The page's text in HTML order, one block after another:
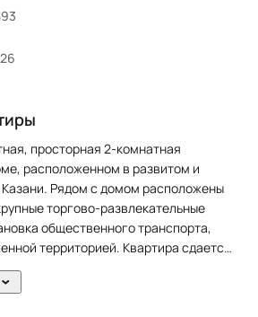
просторная 2-комнатная
расположенном в развитом и
Рядом с домом расположены
торгово-развлекательные
общественного транспорта,
территорией. Квартира сдается